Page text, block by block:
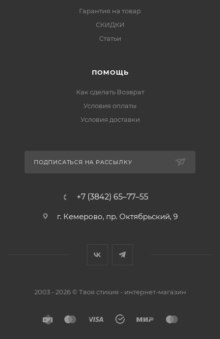
Гарантия на товар
СКИДКИ
Статьи
ПОМОЩЬ
Как сделать Возврат
Условия оплаты
Условия доставки
ПОДПИСАТЬСЯ НА РАССЫЛКУ
+7 (3842) 65–77–55
г. Кемерово, пр. Октябрьский, 9
2003 - 2026 © Твоя стихия - интернет-магазин